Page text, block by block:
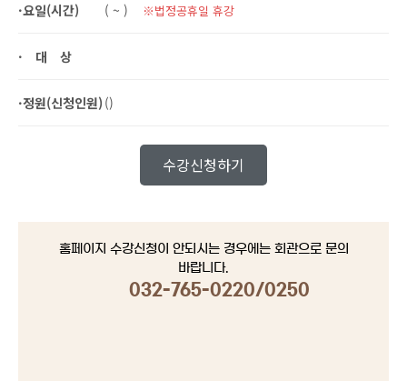
·요일(시간) ( ~ ) ※법정공휴일 휴강
·대상
·정원(신청인원) ()
수강신청하기
홈페이지 수강신청이 안되시는 경우에는 회관으로 문의
바랍니다.
032-765-0220/0250